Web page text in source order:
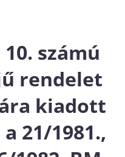
számú
rendelet
kiadott
21/1981.,